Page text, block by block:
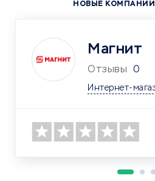
НОВЫЕ КОМПАНИИ
Магнит
Отзывы 0
Интернет-